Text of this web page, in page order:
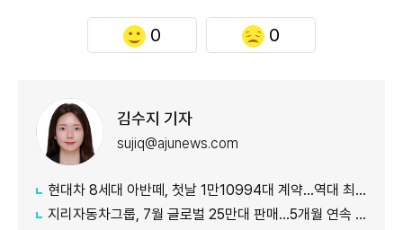
0 0
김수지 기자
sujiq@ajunews.com
현대차 8세대 아반떼, 첫날 1만10994대 계약…역대 최대
지리자동차그룹, 7월 글로벌 25만대 판매…5개월 연속 증가